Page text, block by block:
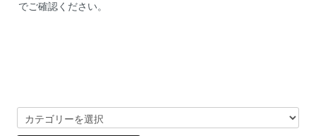
でご確認ください。